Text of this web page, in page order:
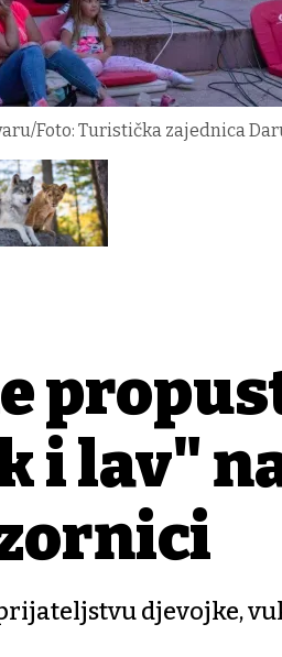
Foto: Turistička zajednica
i lav"
djevojke,